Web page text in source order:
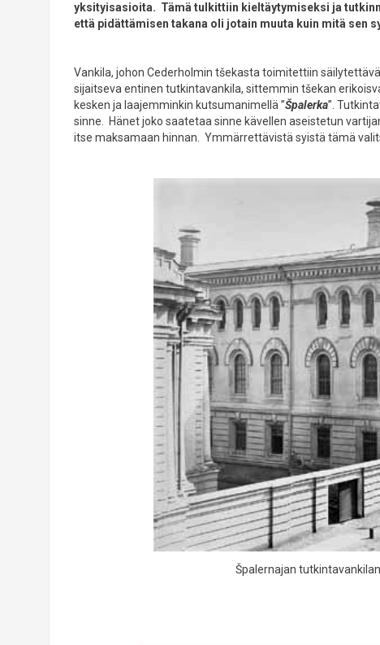
yksityisasioita. Tämä tulkittiin kieltäytymiseksi ja
että pidättämisen takana oli jotain muuta kuin mitä sen
Vankila, johon Cederholmin tšekasta toimitettiin
sijaitseva entinen tutkintavankila, sittemmin tšekan
kesken ja laajemminkin kutsumanimellä ”Špalerka”.
sinne. Hänet joko saatetaa sinne kävellen aseistetun
itse maksamaan hinnan. Ymmärrettävistä syistä tämä
Špalernajan